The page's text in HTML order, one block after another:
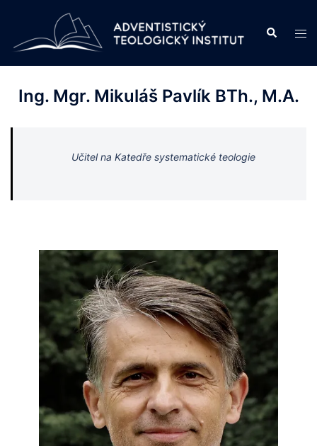
content
Search
Ing. Mgr. Mikuláš Pavlík BTh., M.A.
Učitel na Katedře systematické teologie